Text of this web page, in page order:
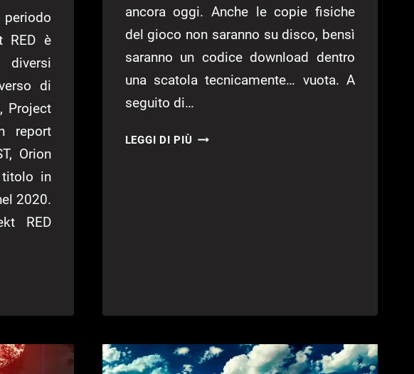
RED è
di
Project
report
Orion
titolo in
2020.
RED
ancora oggi. Anche le copie fisiche
del gioco non saranno su disco, bensì
saranno un codice download dentro
una scatola tecnicamente… vuota. A
seguito di…
LEGGI DI PIÙ GTA